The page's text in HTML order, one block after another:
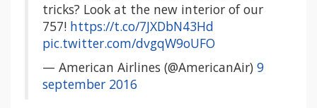
tricks? Look at the new interior of our
757! https://t.co/7JXDbN43Hd
pic.twitter.com/dvgqW9oUFO
— American Airlines (@AmericanAir) 9
september 2016